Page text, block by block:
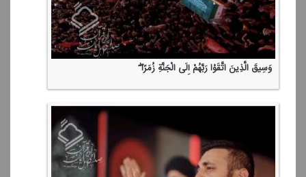
وَسِیقَ الَّذِینَ اتَّقَوْا رَبَّهُمْ إِلَی الْجَنَّةِ زُمَرًا ۖ